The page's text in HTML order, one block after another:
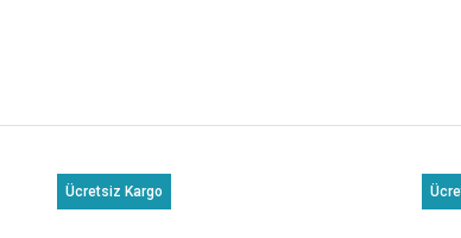
Ücretsiz Kargo